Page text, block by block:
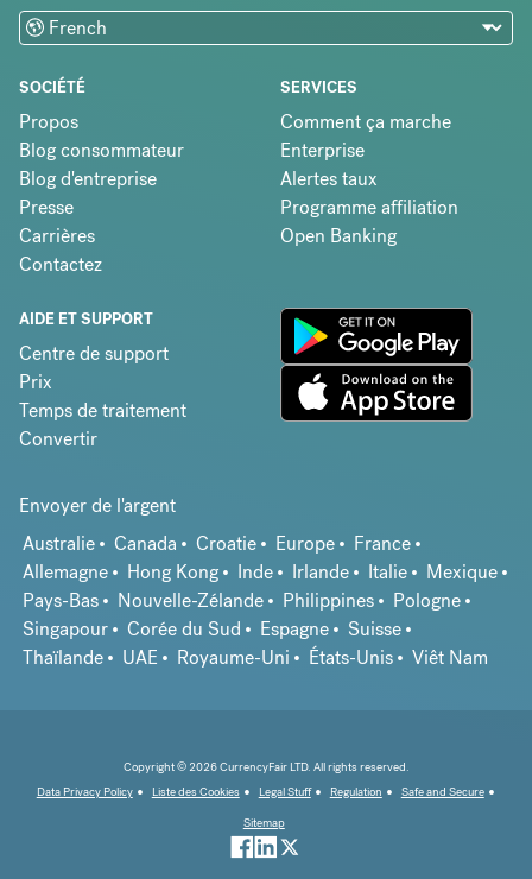
SOCIÉTÉ
Propos
Blog consommateur
Blog d'entreprise
Presse
Carrières
Contactez
SERVICES
Comment ça marche
Enterprise
Alertes taux
Programme affiliation
Open Banking
AIDE ET SUPPORT
Centre de support
Prix
Temps de traitement
Convertir
Envoyer de l'argent
Australie
Canada Croatie Europe
France
Allemagne
Hong Kong Inde Irlande Italie
Mexique
Pays-Bas
Nouvelle-Zélande Philippines
Pologne
Singapour
Corée du Sud Espagne
Suisse
Thaïlande
UAE Royaume-Uni États-Unis Viêt Nam
Copyright © 2026 CurrencyFair LTD. All rights reserved.
Data Privacy Policy
Liste des Cookies Legal Stuff Regulation
Safe and Secure
Sitemap